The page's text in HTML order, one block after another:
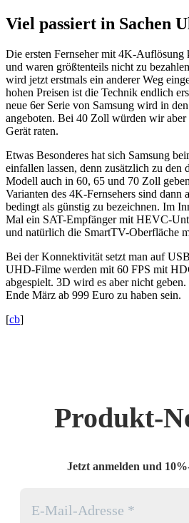
Viel passiert in Sachen
Die ersten Fernseher mit 4K-Auflösung
und waren größtenteils nicht zu
wird jetzt erstmals ein anderer Weg
hohen Preisen ist die Technik endlich
neue 6er Serie von Samsung wird in
angeboten. Bei 40 Zoll würden wir
Gerät raten.
Etwas Besonderes hat sich Samsung
einfallen lassen, denn zusätzlich zu den
Modell auch in 60, 65 und 70 Zoll
Varianten des 4K-Fernsehers sind dann
bedingt als günstig zu bezeichnen. Im
Mal ein SAT-Empfänger mit HEVC-
und natürlich die SmartTV-Oberfläche
Bei der Konnektivität setzt man auf
UHD-Filme werden mit 60 FPS mit
abgespielt. 3D wird es aber nicht
Ende März ab 999 Euro zu haben sein.
[cb]
Produkt-
Jetzt anmelden und